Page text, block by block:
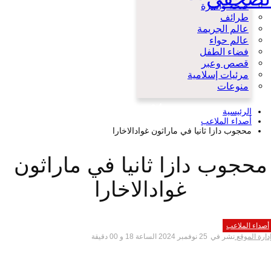
صحة وأسرة
طرائف
عالم الجريمة
عالم حواء
فضاء الطفل
قصص وعبر
مرئيات إسلامية
منوعات
الرئيسية
أصداء الملاعب
محجوب دازا ثانيا في ماراثون غوادالاخارا
محجوب دازا ثانيا في ماراثون
غوادالاخارا
أصداء الملاعب
إدارة الموقع نشر في 25 نوفمبر 2024 الساعة 18 و 00 دقيقة